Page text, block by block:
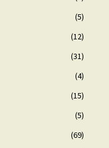
(5)
(12)
(31)
(4)
(15)
(5)
(69)